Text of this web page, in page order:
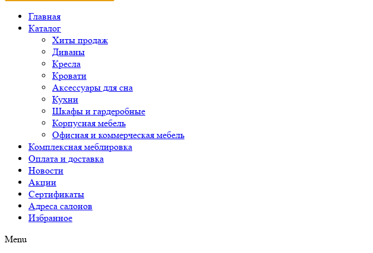
Главная
Каталог
Хиты продаж
Диваны
Кресла
Кровати
Аксессуары для сна
Кухни
Шкафы и гардеробные
Корпусная мебель
Офисная и коммерческая мебель
Комплексная меблировка
Оплата и доставка
Новости
Акции
Сертификаты
Адреса салонов
Избранное
Menu